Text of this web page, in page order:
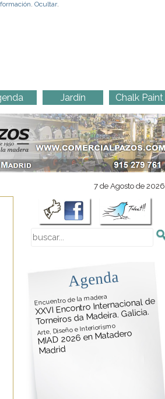
. Ocultar.
Jardín Chalk Paint
7 de Agosto de 2026
Agenda
Encuentro de la madera
XXVI Encontro Internacional de
Torneiros da Madeira. Galicia.
Arte, Diseño e Interiorismo
MIAD 2026 en Matadero
Madrid